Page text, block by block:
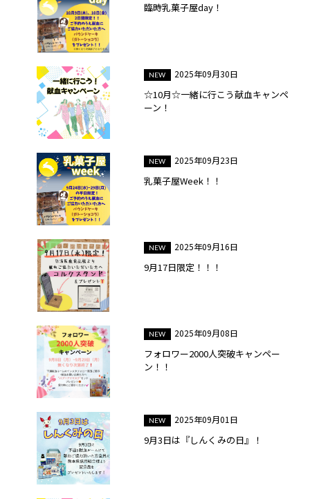
臨時乳菓子屋day！
2025年09月30日
☆10月☆一緒に行こう献血キャンペ
ーン！
2025年09月23日
乳菓子屋Week！！
2025年09月16日
9月17日限定！！！
2025年09月08日
フォロワー2000人突破キャンペー
ン！！
2025年09月01日
9月3日は『しんくみの日』！